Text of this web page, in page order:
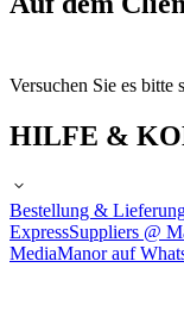
Versuchen Sie es bitte
HILFE &
Bestellung &
ExpressSuppliers @
MediaManor auf